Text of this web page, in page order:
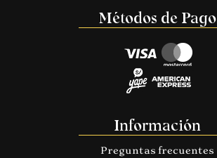
Métodos de Pago
Información
Preguntas frecuentes